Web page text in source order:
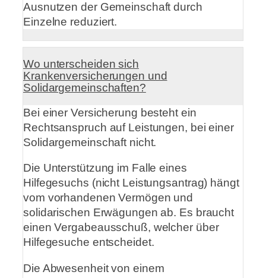
Ausnutzen der Gemeinschaft durch
Einzelne reduziert.
Wo unterscheiden sich
Krankenversicherungen und
Solidargemeinschaften?
Bei einer Versicherung besteht ein
Rechtsanspruch auf Leistungen, bei einer
Solidargemeinschaft nicht.
Die Unterstützung im Falle eines
Hilfegesuchs (nicht Leistungsantrag) hängt
vom vorhandenen Vermögen und
solidarischen Erwägungen ab. Es braucht
einen Vergabeausschuß, welcher über
Hilfegesuche entscheidet.
Die Abwesenheit von einem